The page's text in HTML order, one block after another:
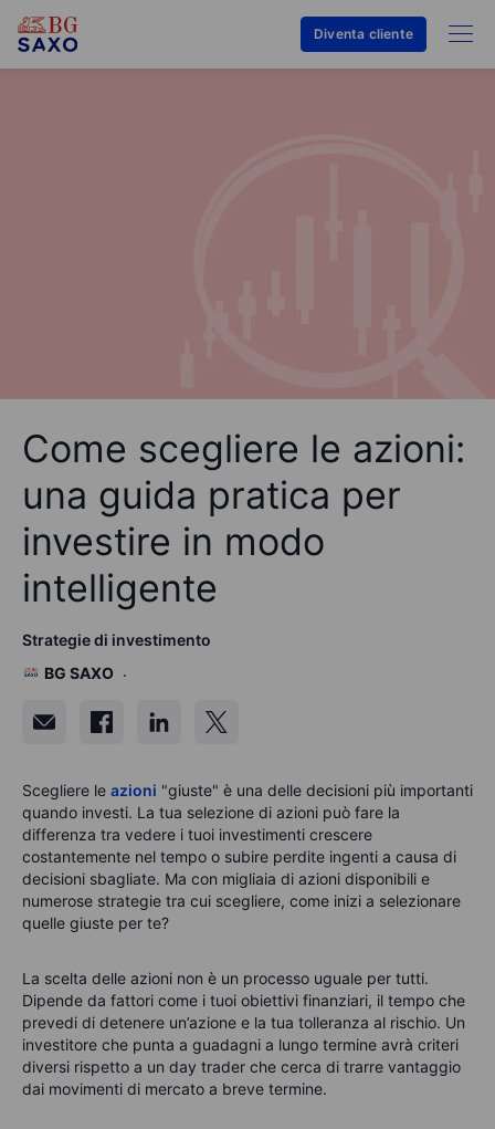
Diventa cliente
Come scegliere le azioni:
una guida pratica per
investire in modo
intelligente
Strategie di investimento
BG SAXO
Scegliere le azioni "giuste" è una delle decisioni più importanti
quando investi. La tua selezione di azioni può fare la
differenza tra vedere i tuoi investimenti crescere
costantemente nel tempo o subire perdite ingenti a causa di
decisioni sbagliate. Ma con migliaia di azioni disponibili e
numerose strategie tra cui scegliere, come inizi a selezionare
quelle giuste per te?
La scelta delle azioni non è un processo uguale per tutti.
Dipende da fattori come i tuoi obiettivi finanziari, il tempo che
prevedi di detenere un’azione e la tua tolleranza al rischio. Un
investitore che punta a guadagni a lungo termine avrà criteri
diversi rispetto a un day trader che cerca di trarre vantaggio
dai movimenti di mercato a breve termine.